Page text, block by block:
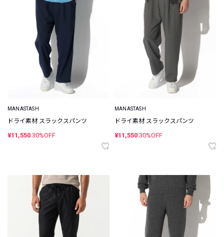
MANASTASH
ドライ素材 スラックスパンツ
¥11,550 30%OFF
MANASTASH
ドライ素材 スラックスパンツ
¥11,550 30%OFF